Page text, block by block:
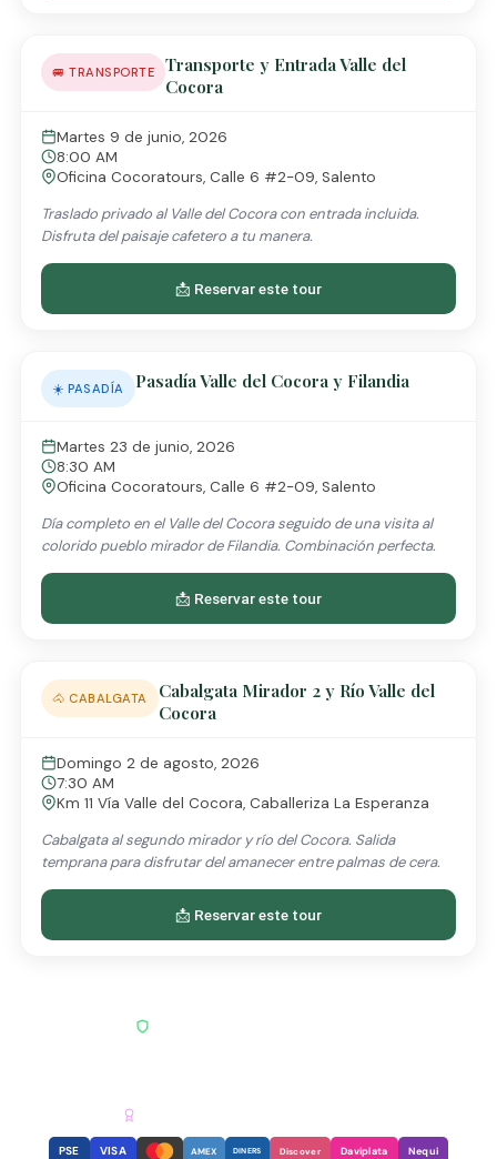
🚐 TRANSPORTE
Transporte y Entrada Valle del
Cocora
Martes 9 de junio, 2026
8:00 AM
Oficina Cocoratours, Calle 6 #2-09, Salento
Traslado privado al Valle del Cocora con entrada incluida.
Disfruta del paisaje cafetero a tu manera.
📩 Reservar este tour
☀️ PASADÍA Pasadía Valle del Cocora y Filandia
Martes 23 de junio, 2026
8:30 AM
Oficina Cocoratours, Calle 6 #2-09, Salento
Día completo en el Valle del Cocora seguido de una visita al
colorido pueblo mirador de Filandia. Combinación perfecta.
📩 Reservar este tour
🐴 CABALGATA
Cabalgata Mirador 2 y Río Valle del
Cocora
Domingo 2 de agosto, 2026
7:30 AM
Km 11 Vía Valle del Cocora, Caballeriza La Esperanza
Cabalgata al segundo mirador y río del Cocora. Salida
temprana para disfrutar del amanecer entre palmas de cera.
📩 Reservar este tour
PSE VISA AMEX DINERS Discover Daviplata Nequi